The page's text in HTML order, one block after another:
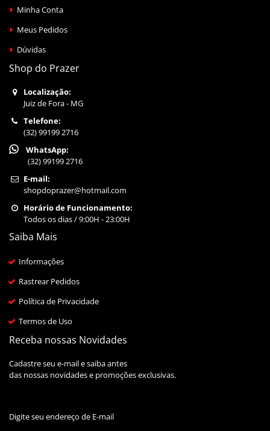
Minha Conta
Meus Pedidos
Dúvidas
Shop do Prazer
Localização:
Juiz de Fora - MG
Telefone:
(32) 99199 2716
WhatsApp:
(32) 99199 2716
E-mail:
shopdoprazer@hotmail.com
Horário de Funcionamento:
Todos os dias / 9:00H - 23:00H
Saiba Mais
Informações
Rastrear Pedidos
Política de Privacidade
Termos de Uso
Receba nossas Novidades
Cadastre seu e-mail e saiba antes
das nossas novidades e promoções exclusivas.
Digite seu endereço de E-mail